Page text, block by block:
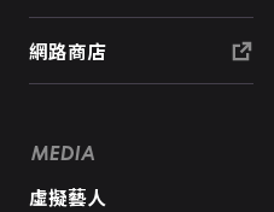
網路商店
MEDIA
虛擬藝人